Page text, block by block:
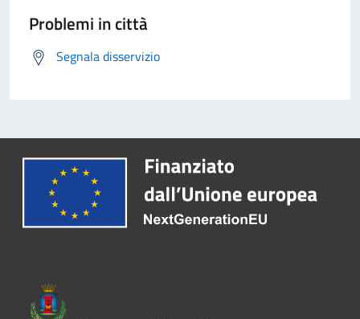
Problemi in città
Segnala disservizio